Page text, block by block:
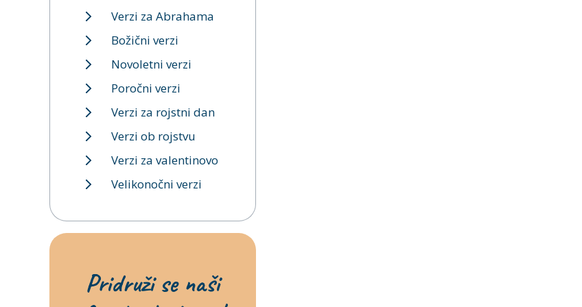
Verzi za Abrahama
Božični verzi
Novoletni verzi
Poročni verzi
Verzi za rojstni dan
Verzi ob rojstvu
Verzi za valentinovo
Velikonočni verzi
Pridruži se naši